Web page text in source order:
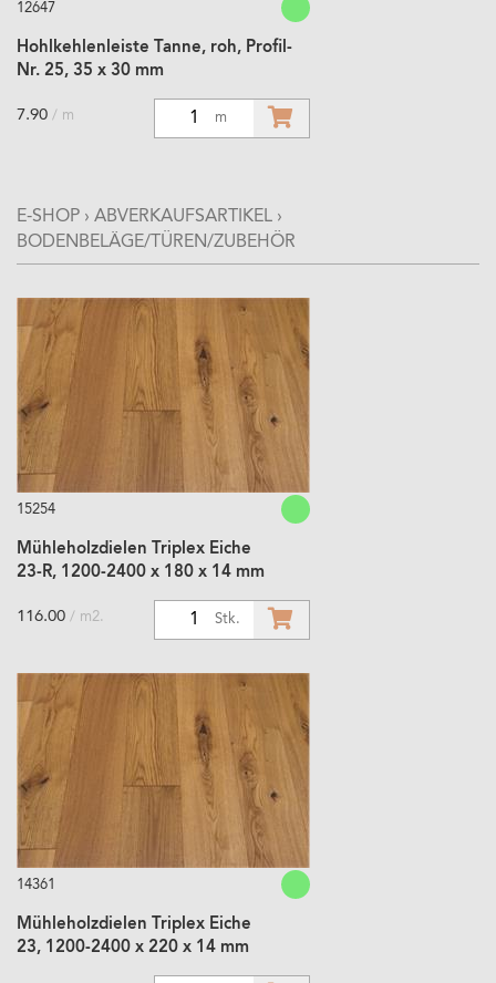
12647
Hohlkehlenleiste Tanne, roh, Profil-
Nr. 25, 35 x 30 mm
m
7.90 / m
E-SHOP › ABVERKAUFSARTIKEL ›
BODENBELÄGE/TÜREN/ZUBEHÖR
15254
Mühleholzdielen Triplex Eiche
23-R, 1200-2400 x 180 x 14 mm
Stk.
116.00 / m2.
14361
Mühleholzdielen Triplex Eiche
23, 1200-2400 x 220 x 14 mm